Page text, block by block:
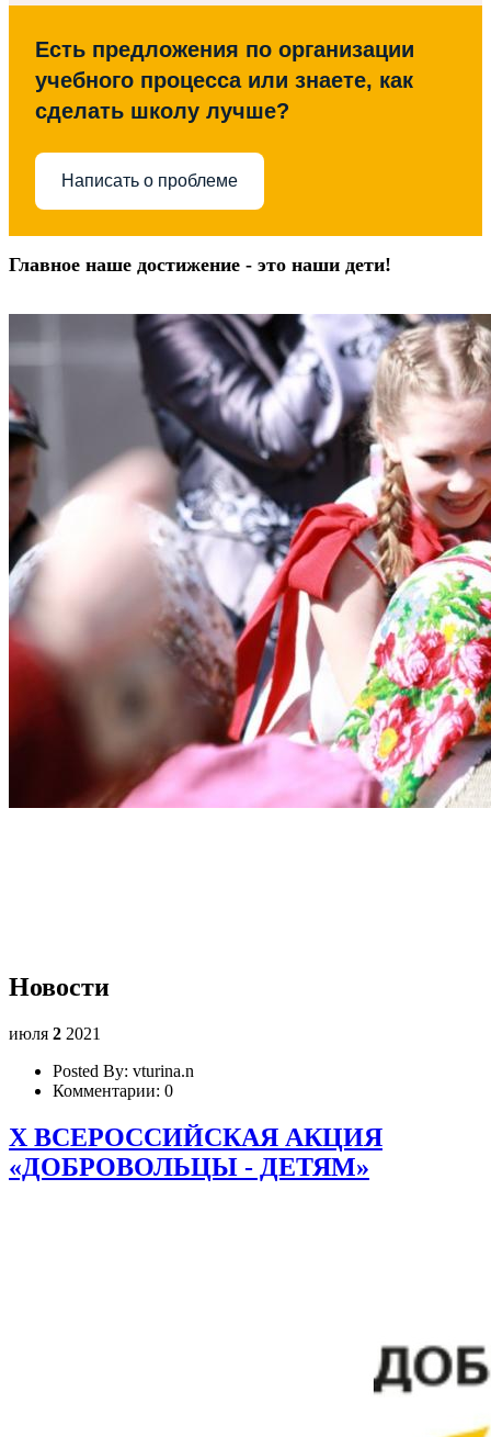
Есть предложения по организации
учебного процесса или знаете, как
сделать школу лучше?
Написать о проблеме
Главное наше достижение - это наши дети!
Новости
июля 2 2021
Posted By: vturina.n
Комментарии: 0
X ВСЕРОССИЙСКАЯ АКЦИЯ
«ДОБРОВОЛЬЦЫ - ДЕТЯМ»